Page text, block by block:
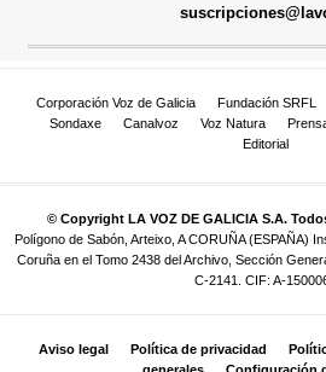
Corporación Voz de Galicia Fundación SRFL
Sondaxe
Canalvoz Voz Natura
Editorial
© Copyright LA VOZ DE GALICIA S.A.
Polígono de Sabón, Arteixo, A CORUÑA (ESPAÑA)
Coruña en el Tomo 2438 del Archivo, Sección
C-2141. CIF: A-
Aviso legal Política de privacidad